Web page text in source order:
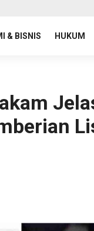
& BISNIS HUKUM